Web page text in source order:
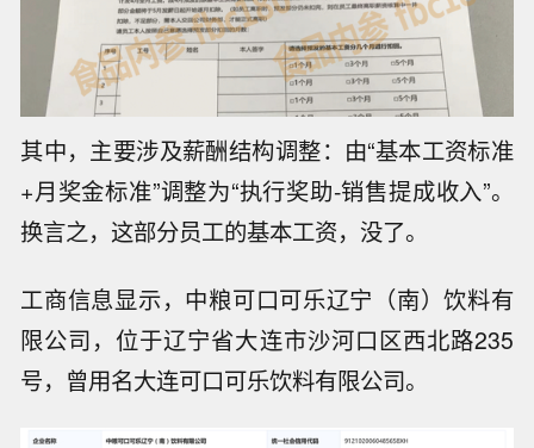
其中，主要涉及薪酬结构调整：由“基本工资标准
+月奖金标准”调整为“执行奖助-销售提成收入”。
换言之，这部分员工的基本工资，没了。
工商信息显示，中粮可口可乐辽宁（南）饮料有
限公司，位于辽宁省大连市沙河口区西北路235
号，曾用名大连可口可乐饮料有限公司。